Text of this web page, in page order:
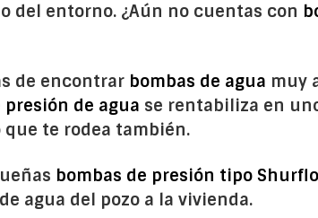
del entorno. ¿Aún no cuentas con
de encontrar bombas de agua muy
presión de agua se rentabiliza en
te rodea también.
bombas de presión tipo Shurflo
agua del pozo a la vivienda.